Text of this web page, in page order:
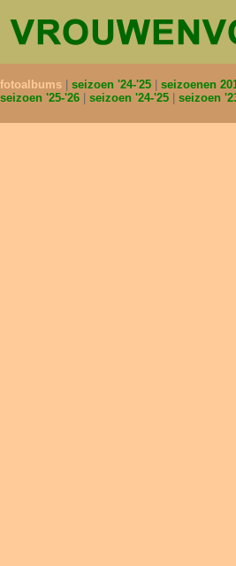
fotoalbums seizoen '24-'25 seizoenen
seizoen '25-'26
seizoen '24-'25 seizoen